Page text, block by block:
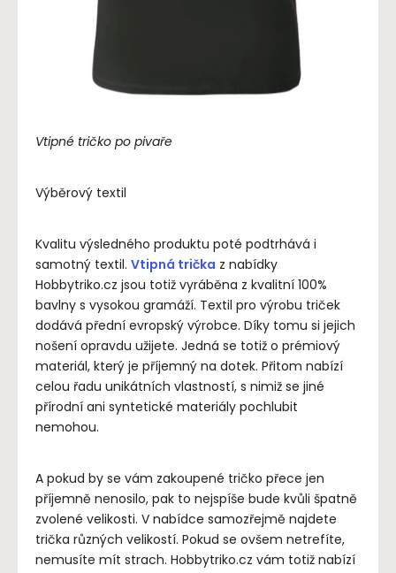
Vtipné tričko po pivaře
Výběrový textil
Kvalitu výsledného produktu poté podtrhává i
samotný textil. Vtipná trička z nabídky
Hobbytriko.cz jsou totiž vyráběna z kvalitní 100%
bavlny s vysokou gramáží. Textil pro výrobu triček
dodává přední evropský výrobce. Díky tomu si jejich
nošení opravdu užijete. Jedná se totiž o prémiový
materiál, který je příjemný na dotek. Přitom nabízí
celou řadu unikátních vlastností, s nimiž se jiné
přírodní ani syntetické materiály pochlubit
nemohou.
A pokud by se vám zakoupené tričko přece jen
příjemně nenosilo, pak to nejspíše bude kvůli špatně
zvolené velikosti. V nabídce samozřejmě najdete
trička různých velikostí. Pokud se ovšem netrefíte,
nemusíte mít strach. Hobbytriko.cz vám totiž nabízí